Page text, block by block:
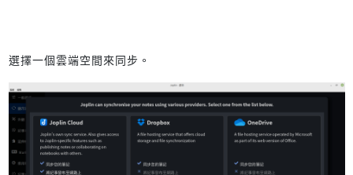
選擇一個雲端空間來同步。